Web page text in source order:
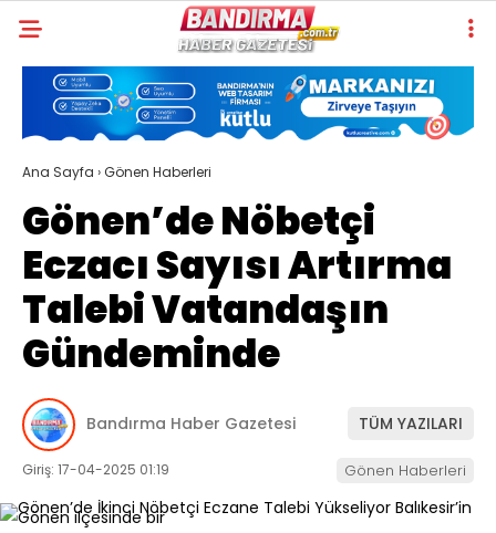
Ana Sayfa ›Gönen Haberleri
Gönen’de Nöbetçi
Eczacı Sayısı Artırma
Talebi Vatandaşın
Gündeminde
Bandırma Haber Gazetesi TÜM YAZILARI
Giriş: 17-04-2025 01:19 Gönen Haberleri